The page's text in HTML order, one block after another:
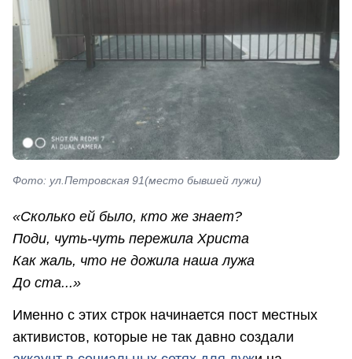
Фото: ул.Петровская 91(место бывшей лужи)
«Сколько ей было, кто же знает?
Поди, чуть-чуть пережила Христа
Как жаль, что не дожила наша лужа
До ста...»
Именно с этих строк начинается пост местных
активистов, которые не так давно создали